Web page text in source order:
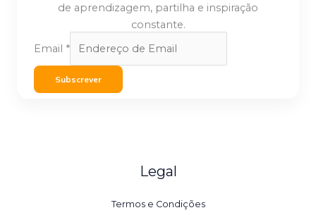
de aprendizagem, partilha e inspiração
constante.
Email *
Subscrever
Legal
Termos e Condições